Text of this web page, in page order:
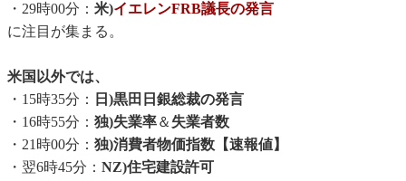
・29時00分： 米)イエレンFRB議長の発言
に注目が集まる。
米国以外では、
・15時35分：
日)黒田日銀総裁の発言
・16時55分： 独)失業率＆ 失業者数
・21時00分： 独)消費者物価指数【速報値】
・翌6時45分： NZ)住宅建設許可